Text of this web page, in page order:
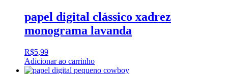
papel digital clássico xadrez
monograma lavanda
R$5,99
Adicionar ao carrinho